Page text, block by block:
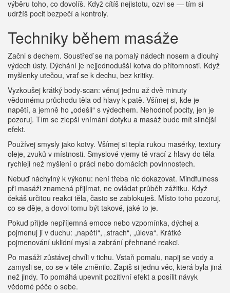
výběru toho, co dovolíš. Když cítíš nejistotu, ozvi se — tím si
udržíš pocit bezpečí a kontroly.
Techniky během masáže
Začni s dechem. Soustřeď se na pomalý nádech nosem a dlouhý
výdech ústy. Dýchání je nejjednodušší kotva do přítomnosti. Když
myšlenky utečou, vrať se k dechu, bez kritiky.
Vyzkoušej krátký body-scan: věnuj jednu až dvě minuty
vědomému průchodu těla od hlavy k patě. Všímej si, kde je
napětí, a jemně ho „odešli“ s výdechem. Nehodnoť pocity, jen je
pozoruj. Tím se zlepší vnímání dotyku a masáž bude mít silnější
efekt.
Používej smysly jako kotvy. Všímej si tepla rukou masérky, textury
oleje, zvuků v místnosti. Smyslové vjemy tě vrací z hlavy do těla
rychleji než myšlení o práci nebo domácích povinnostech.
Nebuď náchylný k výkonu: není třeba nic dokazovat. Mindfulness
při masáži znamená přijímat, ne ovládat průběh zážitku. Když
čekáš určitou reakci těla, často se zablokuješ. Místo toho pozoruj,
co se děje, a dovol tomu být takové, jaké to je.
Pokud přijde nepříjemná emoce nebo vzpomínka, dýchej a
pojmenuj ji v duchu: „napětí“, „strach“, „úleva“. Krátké
pojmenování uklidní mysl a zabrání přehnané reakci.
Po masáži zůstávej chvíli v tichu. Vstaň pomalu, napij se vody a
zamysli se, co se v těle změnilo. Zapiš si jednu věc, která byla jiná
než jindy. To pomáhá upevnit pozitivní efekt a posílit návyk
vědomé péče o sebe.